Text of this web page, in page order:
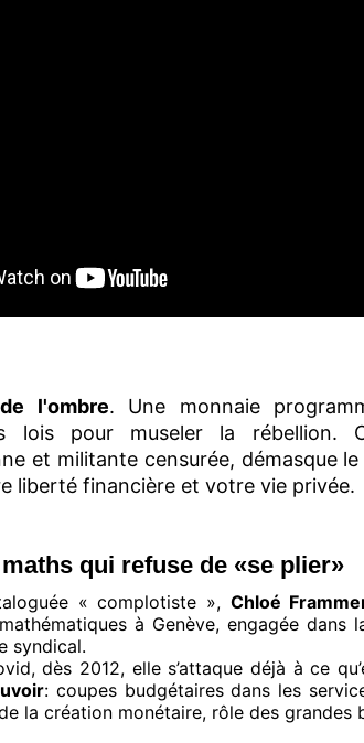
l'ombre. Une monnaie
lois pour museler la rébellion.
et militante censurée, démasque
liberté financière et votre vie privée.
qui refuse de «se plier»
« complotiste », Chloé
à Genève, engagée dans
syndical.
dès 2012, elle s’attaque déjà à ce
: coupes budgétaires dans les
la création monétaire, rôle des grandes